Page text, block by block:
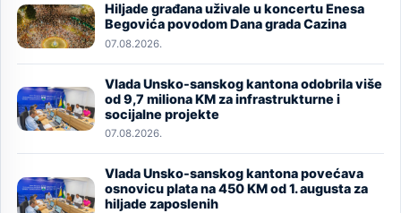
Image
Hiljade građana uživale u koncertu Enesa
Begovića povodom Dana grada Cazina
07.08.2026.
Image
Vlada Unsko-sanskog kantona odobrila više
od 9,7 miliona KM za infrastrukturne i
socijalne projekte
07.08.2026.
Image
Vlada Unsko-sanskog kantona povećava
osnovicu plata na 450 KM od 1. augusta za
hiljade zaposlenih